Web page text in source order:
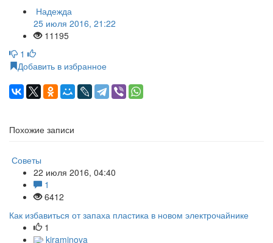
Надежда
25 июля 2016, 21:22
11195
1
Добавить в избранное
Похожие записи
Советы
22 июля 2016, 04:40
1
6412
Как избавиться от запаха пластика в новом электрочайнике
1
kiraminova